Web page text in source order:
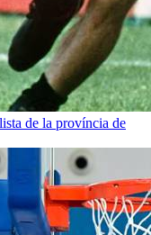
de la província de